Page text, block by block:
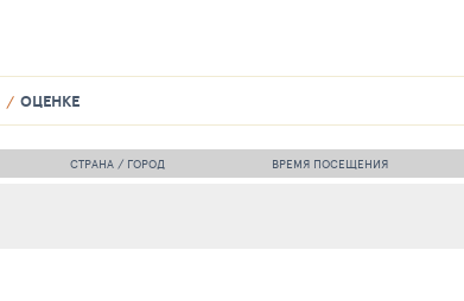
ОЦЕНКЕ
СТРАНА / ГОРОД ВРЕМЯ ПОСЕЩЕНИЯ